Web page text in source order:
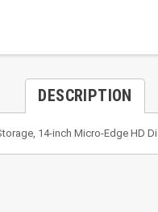
DESCRIPTION
14-inch Micro-Edge